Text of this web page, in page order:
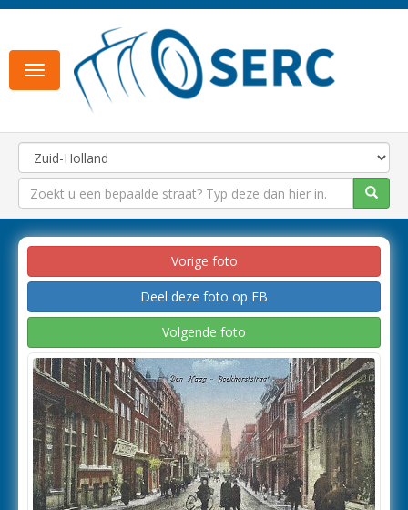
Toggle
navigation
Vorige foto
Deel deze foto op FB
Volgende foto